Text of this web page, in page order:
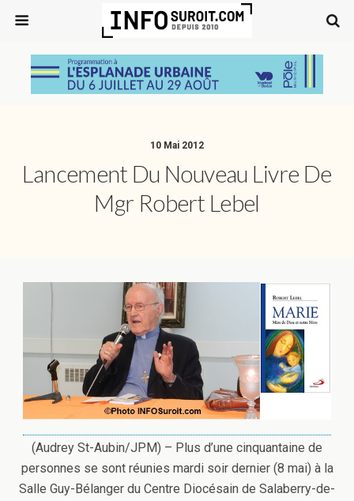
10 Mai 2012
Lancement Du Nouveau Livre De
Mgr Robert Lebel
(Audrey St-Aubin/JPM) – Plus d’une cinquantaine de
personnes se sont réunies mardi soir dernier (8 mai) à la
Salle Guy-Bélanger du Centre Diocésain de Salaberry-de-